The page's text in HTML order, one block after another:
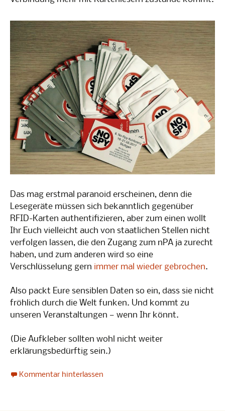
Das mag erstmal paranoid erscheinen, denn die
Lesegeräte müssen sich bekanntlich gegenüber
RFID-Karten authentifizieren, aber zum einen wollt
Ihr Euch vielleicht auch von staatlichen Stellen nicht
verfolgen lassen, die den Zugang zum nPA ja zurecht
haben, und zum anderen wird so eine
Verschlüsselung gern immer mal wieder gebrochen.
Also packt Eure sensiblen Daten so ein, dass sie nicht
fröhlich durch die Welt funken. Und kommt zu
unseren Veranstaltungen — wenn Ihr könnt.
(Die Aufkleber sollten wohl nicht weiter
erklärungsbedürftig sein.)
Kommentar hinterlassen